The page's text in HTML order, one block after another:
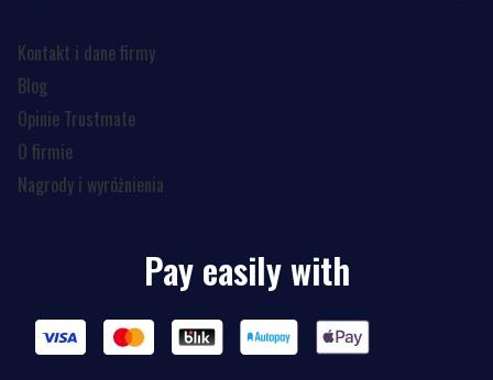
Kontakt i dane firmy
Blog
Opinie Trustmate
O firmie
Nagrody i wyróżnienia
Pay easily with